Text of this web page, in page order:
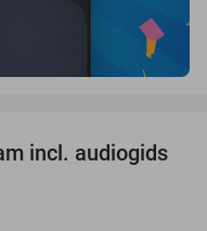
30%
incl. audiogids